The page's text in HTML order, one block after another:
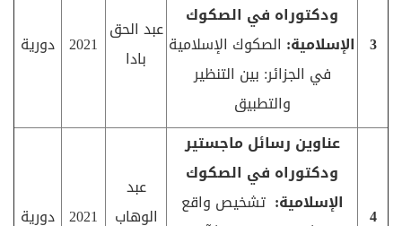
3
ودكتوراه في الصكوك
الإسلامية: الصكوك الإسلامية
في الجزائر: بين التنظير
والتطبيق
عبد الحق
بادا
2021 دورية
4
عناوين رسائل ماجستير
ودكتوراه في الصكوك
الإسلامية: تشخيص واقع
عبد
الوهاب
2021 دورية